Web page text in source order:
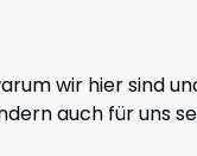
wir hier sind
auch für uns